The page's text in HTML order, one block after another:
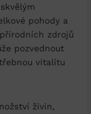
pohody a
zdrojů
pozvednout
vitalitu
živin,